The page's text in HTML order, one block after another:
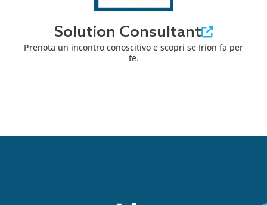
Solution Consultant
Prenota un incontro conoscitivo e scopri se Irion fa per
te.